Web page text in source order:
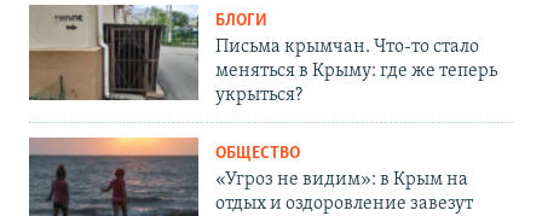
БЛОГИ
Письма крымчан. Что-то стало
меняться в Крыму: где же теперь
укрыться?
ОБЩЕСТВО
«Угроз не видим»: в Крым на
отдых и оздоровление завезут